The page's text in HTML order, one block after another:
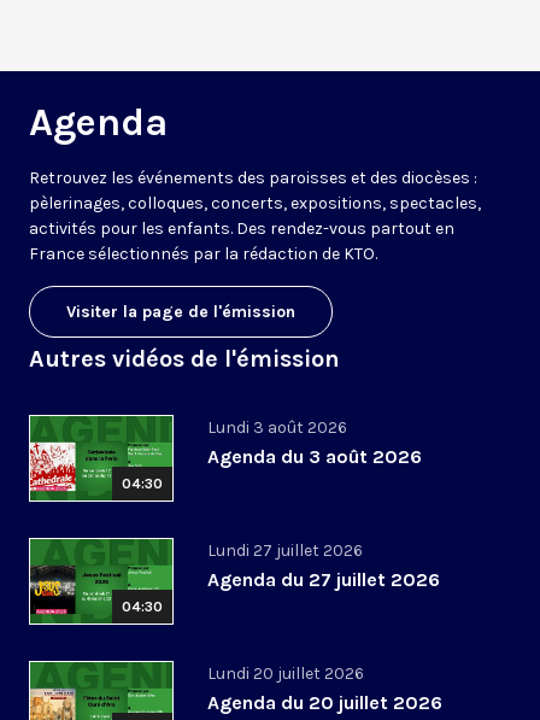
Agenda
Retrouvez les événements des paroisses et des diocèses :
pèlerinages, colloques, concerts, expositions, spectacles,
activités pour les enfants. Des rendez-vous partout en
France sélectionnés par la rédaction de KTO.
Visiter la page de l'émission
Autres vidéos de l'émission
04:30
Lundi 3 août 2026
Agenda du 3 août 2026
04:30
Lundi 27 juillet 2026
Agenda du 27 juillet 2026
Lundi 20 juillet 2026
Agenda du 20 juillet 2026